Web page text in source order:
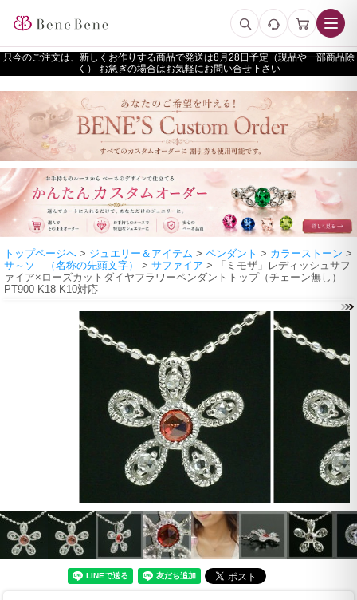
只今のご注文は、新しくお作りする商品で発送は
予定（現品や一部商品除
く） お急ぎの場合はお気軽にお問い合せ下さい
トップページへ > ジュエリー＆アイテム > ペンダント > カラーストーン >
サ～ソ （名称の先頭文字）
> サファイア > 「ミモザ」レディッシュサフ
ァイア×ローズカットダイヤフラワーペンダントトップ（チェーン無し）
PT900 K18 K10対応